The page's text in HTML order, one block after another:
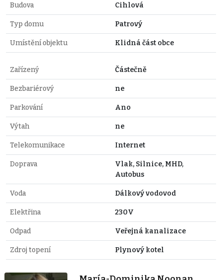
Budova Cihlová
Typ domu Patrový
Umístění objektu Klidná část obce
Zařízený Částečně
Bezbariérový ne
Parkování Ano
Výtah ne
Telekomunikace Internet
Doprava
Vlak, Silnice, MHD,
Autobus
Voda Dálkový vodovod
Elektřina 230V
Odpad Veřejná kanalizace
Zdroj topení Plynový kotel